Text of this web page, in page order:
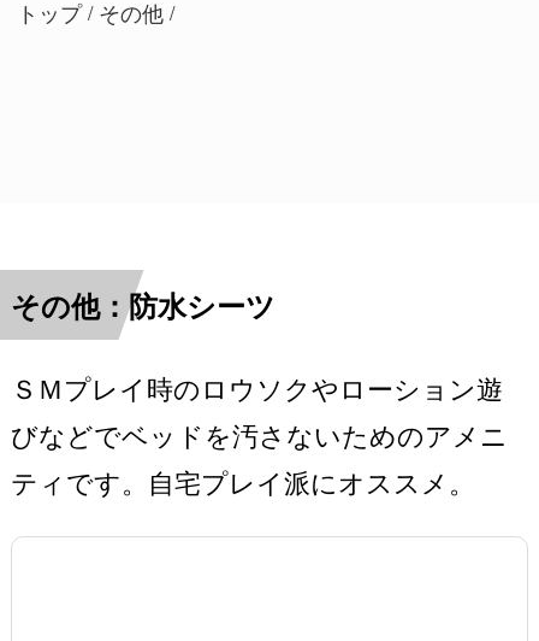
その他：防水シーツ
ＳＭプレイ時のロウソクやローション遊
びなどでベッドを汚さないためのアメニ
ティです。自宅プレイ派にオススメ。
トップ / その他 /